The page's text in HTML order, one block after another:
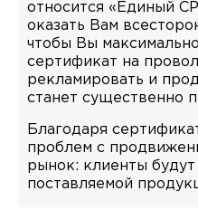
относится «Единый
оказать Вам
чтобы Вы
сертификат на
рекламировать и
станет существенно
Благодаря
проблем с
рынок: клиенты
поставляемой